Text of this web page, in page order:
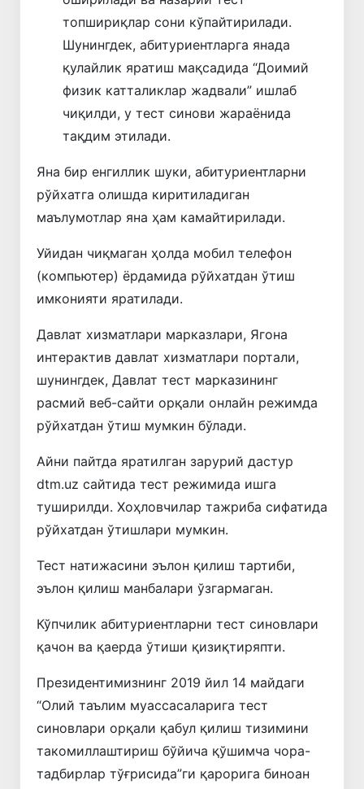
топшириқлар сони кўпайтирилади.
Шунингдек, абитуриентларга янада
қулайлик яратиш мақсадида “Доимий
физик катталиклар жадвали” ишлаб
чиқилди, у тест синови жараёнида
тақдим этилади.
Яна бир енгиллик шуки, абитуриентларни
рўйхатга олишда киритиладиган
маълумотлар яна ҳам камайтирилади.
Уйидан чиқмаган ҳолда мобил телефон
(компьютер) ёрдамида рўйхатдан ўтиш
имконияти яратилади.
Давлат хизматлари марказлари, Ягона
интерактив давлат хизматлари портали,
шунингдек, Давлат тест марказининг
расмий веб-сайти орқали онлайн режимда
рўйхатдан ўтиш мумкин бўлади.
Айни пайтда яратилган зарурий дастур
dtm.uz сайтида тест режимида ишга
туширилди. Хоҳловчилар тажриба сифатида
рўйхатдан ўтишлари мумкин.
Тест натижасини эълон қилиш тартиби,
эълон қилиш манбалари ўзгармаган.
Кўпчилик абитуриентларни тест синовлари
қачон ва қаерда ўтиши қизиқтиряпти.
Президентимизнинг 2019 йил 14 майдаги
“Олий таълим муассасаларига тест
синовлари орқали қабул қилиш тизимини
такомиллаштириш бўйича қўшимча чора-
тадбирлар тўғрисида”ги қарорига биноан